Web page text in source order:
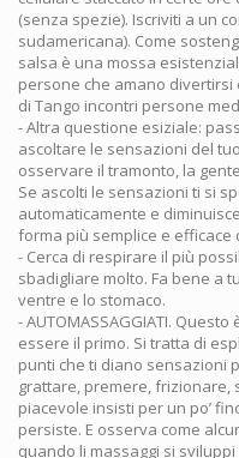
(senza spezie). Iscriviti a un
sudamericana). Come
salsa è una mossa
persone che amano divertirsi
di Tango incontri persone
- Altra questione esiziale:
ascoltare le sensazioni del
osservare il tramonto, la
Se ascolti le sensazioni ti si
automaticamente e
forma più semplice e efficace
- Cerca di respirare il più
sbadigliare molto. Fa bene a
ventre e lo stomaco.
- AUTOMASSAGGIATI.
essere il primo. Si tratta di
punti che ti diano sensazioni
grattare, premere, frizionare,
piacevole insisti per un po’
persiste. E osserva come
quando li massaggi si